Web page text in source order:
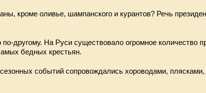
кроме оливье, шампанского и курантов? Речь
другому. На Руси существовало огромное количество
бедных крестьян.
событий сопровождались хороводами, плясками,